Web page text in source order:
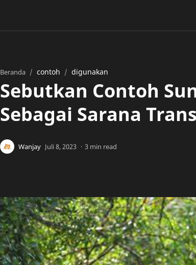
Beranda contoh digunakan
Sebutkan Contoh
Sebagai Sarana
3 min read